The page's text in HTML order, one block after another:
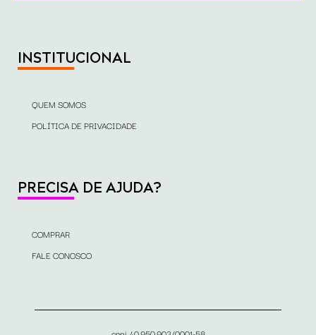
INSTITUCIONAL
QUEM SOMOS
POLÍTICA DE PRIVACIDADE
PRECISA DE AJUDA?
COMPRAR
FALE CONOSCO